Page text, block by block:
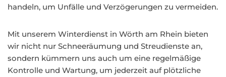
handeln, um Unfälle und Verzögerungen zu vermeiden.
Mit unserem Winterdienst in Wörth am Rhein bieten
wir nicht nur Schneeräumung und Streudienste an,
sondern kümmern uns auch um eine regelmäßige
Kontrolle und Wartung, um jederzeit auf plötzliche